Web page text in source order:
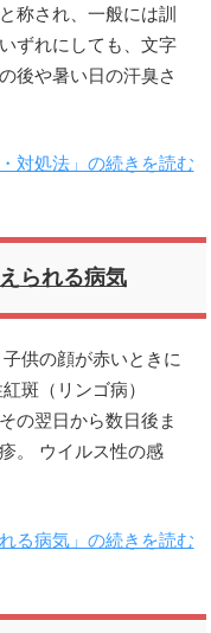
称され、一般には訓
ずれにしても、文字
後や暑い日の汗臭さ
対処法」の続きを読む
られる病気
供の顔が赤いときに
紅斑（リンゴ病）
の翌日から数日後ま
。 ウイルス性の感
る病気」の続きを読む